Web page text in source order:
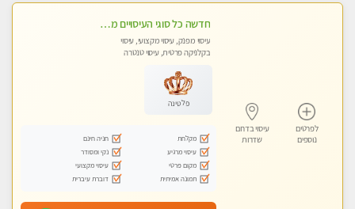
לפרטים
נוספים
עיסוי בדרום
שדרות
חדשה כל סוגי העיסויים מעסה מקצועית ואיכותית פרטי!!!
עיסוי מפנק, עיסוי מקצועי, עיסוי
בקלניקה פרטית, עיסוי טנטרה
פלטינה
מקלחת
חניה חינם
עיסוי מרגיע
נקי ומסודר
מקום פרטי
עיסוי מקצועי
תמונה אמיתית
דוברת עיברית